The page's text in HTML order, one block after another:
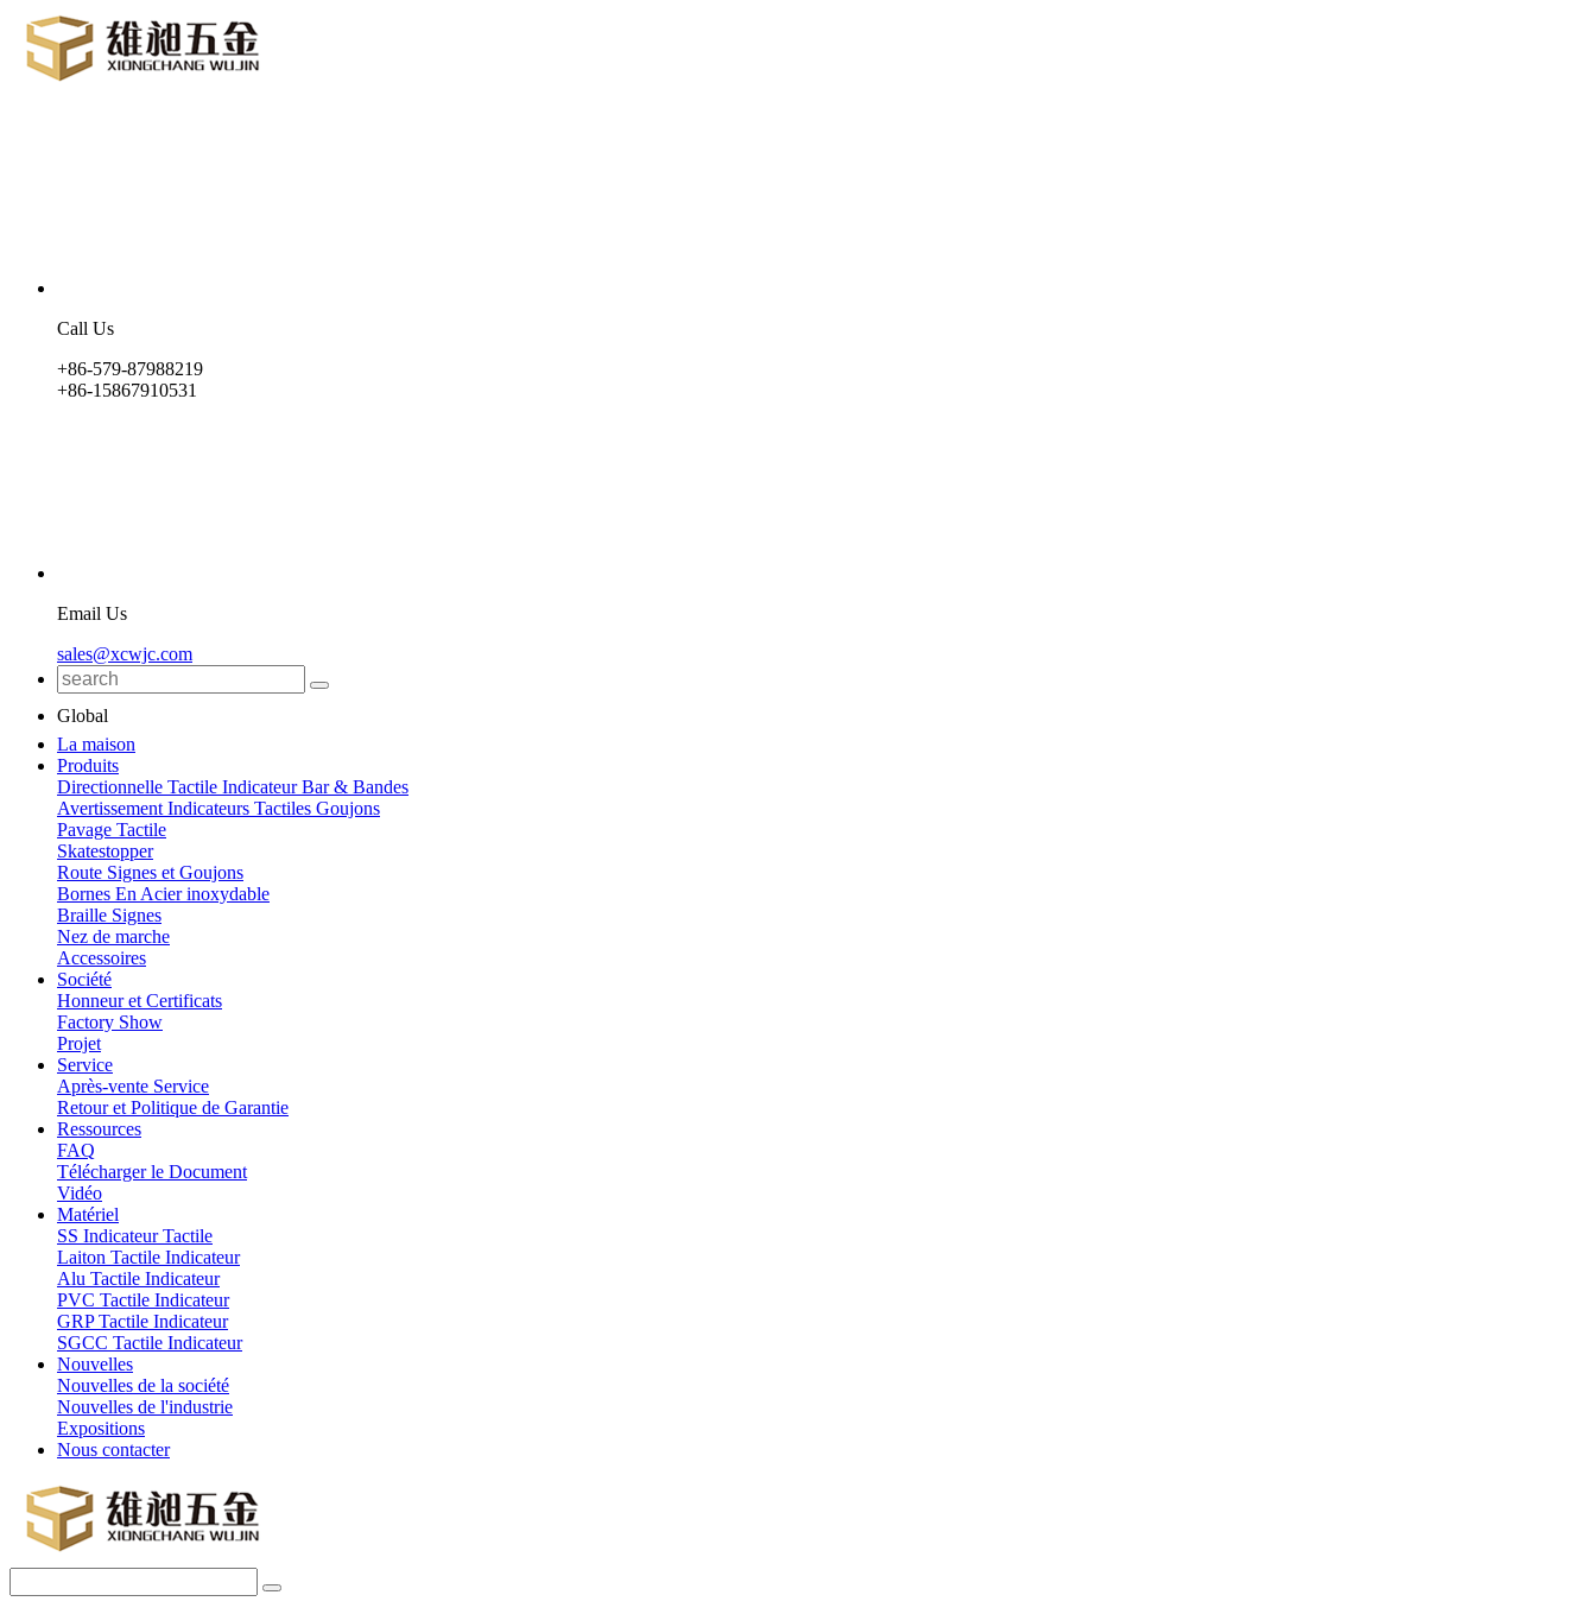
Call Us
+86-579-87988219
+86-15867910531
Email Us
sales@xcwjc.com
Global
La maison
Produits
Directionnelle Tactile Indicateur Bar & Bandes
Avertissement Indicateurs Tactiles Goujons
Pavage Tactile
Skatestopper
Route Signes et Goujons
Bornes En Acier inoxydable
Braille Signes
Nez de marche
Accessoires
Société
Honneur et Certificats
Factory Show
Projet
Service
Après-vente Service
Retour et Politique de Garantie
Ressources
FAQ
Télécharger le Document
Vidéo
Matériel
SS Indicateur Tactile
Laiton Tactile Indicateur
Alu Tactile Indicateur
PVC Tactile Indicateur
GRP Tactile Indicateur
SGCC Tactile Indicateur
Nouvelles
Nouvelles de la société
Nouvelles de l'industrie
Expositions
Nous contacter